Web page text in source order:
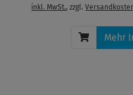
inkl. MwSt., zzgl.
Mehr